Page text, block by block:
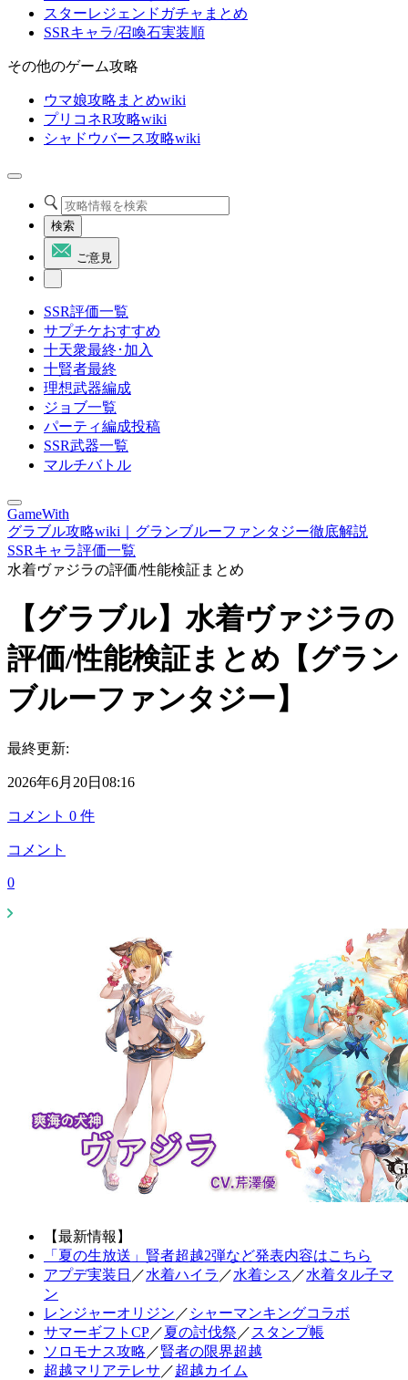
スターレジェンドガチャまとめ
SSRキャラ/召喚石実装順
その他のゲーム攻略
ウマ娘攻略まとめwiki
プリコネR攻略wiki
シャドウバース攻略wiki
検索
ご意見
SSR評価一覧
サプチケおすすめ
十天衆最終･加入
十賢者最終
理想武器編成
ジョブ一覧
パーティ編成投稿
SSR武器一覧
マルチバトル
GameWith
グラブル攻略wiki｜グランブルーファンタジー徹底解説
SSRキャラ評価一覧
水着ヴァジラの評価/性能検証まとめ
【グラブル】水着ヴァジラの
評価/性能検証まとめ【グラン
ブルーファンタジー】
最終更新:
2026年6月20日08:16
コメント 0 件
コメント
0
【最新情報】
「夏の生放送」賢者超越2弾など発表内容はこちら
アプデ実装日 ／水着ハイラ ／水着シス ／水着タル子マ
ン
レンジャーオリジン ／ シャーマンキングコラボ
サマーギフトCP／夏の討伐祭 ／ スタンプ帳
ソロモナス攻略 ／賢者の限界超越
超越マリアテレサ ／超越カイム